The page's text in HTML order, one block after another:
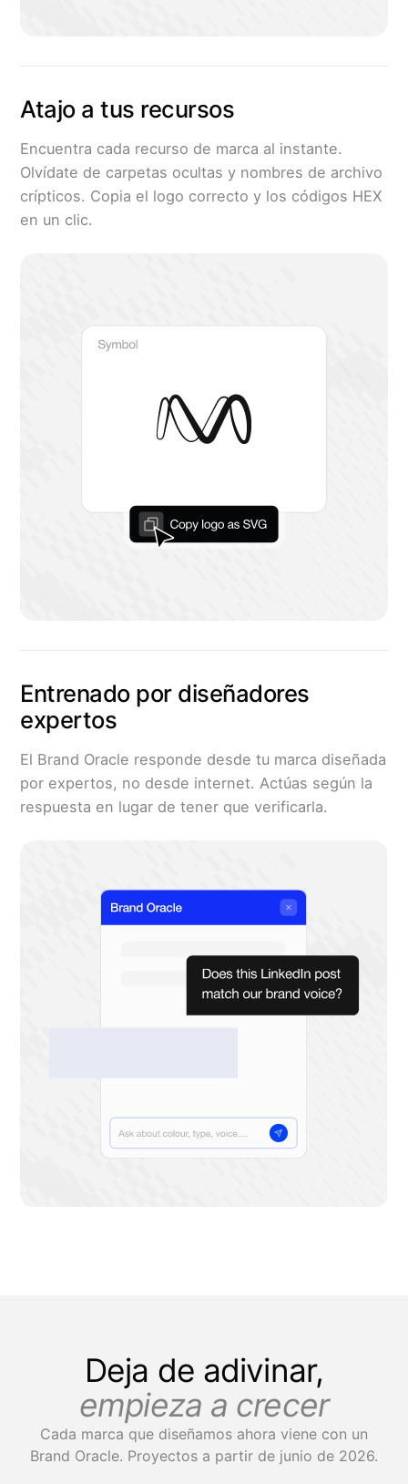
Atajo a tus recursos
Encuentra cada recurso de marca al instante.
Olvídate de carpetas ocultas y nombres de archivo
crípticos. Copia el logo correcto y los códigos HEX
en un clic.
Entrenado por diseñadores
expertos
El Brand Oracle responde desde tu marca diseñada
por expertos, no desde internet. Actúas según la
respuesta en lugar de tener que verificarla.
Deja de adivinar,
empieza a crecer
Cada marca que diseñamos ahora viene con un
Brand Oracle. Proyectos a partir de junio de 2026.